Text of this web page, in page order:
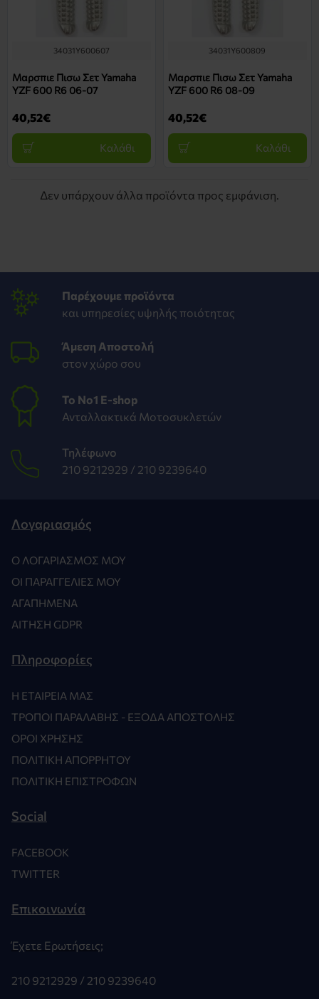
34031Y600607
Μαρσπιε Πισω Σετ Yamaha
YZF 600 R6 06-07
40,52€
Καλάθι
34031Y600809
Μαρσπιε Πισω Σετ Yamaha
YZF 600 R6 08-09
40,52€
Καλάθι
Δεν υπάρχουν άλλα προϊόντα προς εμφάνιση.
Παρέχουμε προϊόντα
και υπηρεσίες υψηλής ποιότητας
Άμεση Αποστολή
στον χώρο σου
To Νο1 Ε-shop
Ανταλλακτικά Μοτοσυκλετών
Τηλέφωνο
210 9212929 / 210 9239640
Λογαριασμός
Ο ΛΟΓΑΡΙΑΣΜΌΣ ΜΟΥ
ΟΙ ΠΑΡΑΓΓΕΛΊΕΣ ΜΟΥ
ΑΓΑΠΗΜΈΝΑ
ΑΊΤΗΣΗ GDPR
Πληροφορίες
Η ΕΤΑΙΡΕΊΑ ΜΑΣ
ΤΡΌΠΟΙ ΠΑΡΑΛΑΒΉΣ - ΈΞΟΔΑ ΑΠΟΣΤΟΛΉΣ
ΌΡΟΙ ΧΡΉΣΗΣ
ΠΟΛΙΤΙΚΉ ΑΠΟΡΡΉΤΟΥ
ΠΟΛΙΤΙΚΉ ΕΠΙΣΤΡΟΦΏΝ
Social
FACEBOOK
TWITTER
Επικοινωνία
Έχετε Ερωτήσεις;
210 9212929 / 210 9239640